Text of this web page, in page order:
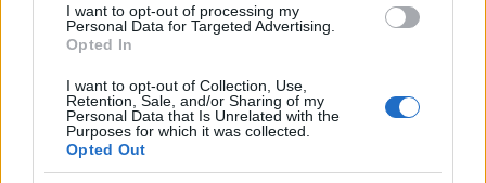
I want to opt-out of processing my
Personal Data for Targeted Advertising.
Opted In
I want to opt-out of Collection, Use,
Retention, Sale, and/or Sharing of my
Personal Data that Is Unrelated with the
Purposes for which it was collected.
Opted Out